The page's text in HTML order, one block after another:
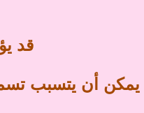
قد
يمكن أن يتسبب